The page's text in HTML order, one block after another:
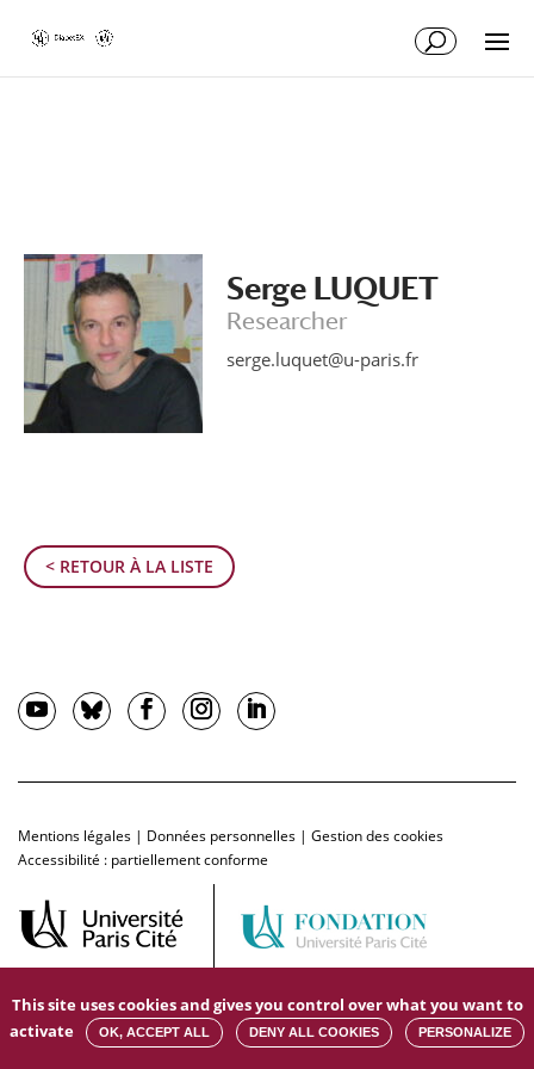
< RETOUR À LA LISTE
Serge LUQUET
Researcher
serge.luquet@u-paris.fr
Mentions légales | Données personnelles | Gestion des cookies
Accessibilité : partiellement conforme
This site uses cookies and gives you control over what you want to
activate
OK, ACCEPT ALL DENY ALL COOKIES PERSONALIZE